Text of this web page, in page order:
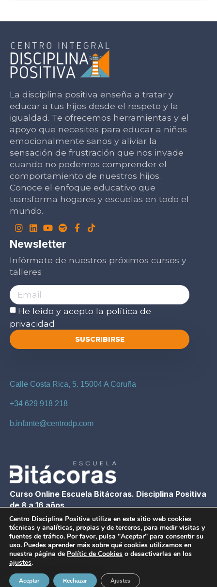
La disciplina positiva enseña a tratar y
educar a tus hijos desde el respeto y la
igualdad. Te ofrecemos herramientas y el
apoyo que necesites para educar a niños
emocionalmente sanos y aliviar la
sensación de frustración que nos invade
cuando no podemos comprender el
comportamiento de nuestros hijos.
Conoce el enfoque educativo que
transforma hogares y escuelas en todo el
mundo.
Newsletter
Infórmate de nuestros próximos cursos y
talleres
He leído y acepto la política de
privacidad
SUSCRIBIRSE
Calle Costa Rica, 5. 15004 A Coruña
+34 629 918 218
b.infante@centrodp.com
Curso Online Escuela Bitácoras. Disciplina Positiva
de 8 a 16 años
Ver curso
Copyright © 2026 Centro Disciplina Positiva
Aviso Legal
|Condiciones generales
Centro Disciplina Positiva utiliza en este sitio web cookies
técnicas y analíticas, propias y de terceros, para medir visitas y
fuentes de tráfico. Por favor, pulsa "Aceptar" para consentir su
uso. Puedes aprender más sobre qué cookies utilizamos en
nuestra página de Polític de Cookies o desactivarlas en los
ajustes.
Aceptar Rechazar Ajustes